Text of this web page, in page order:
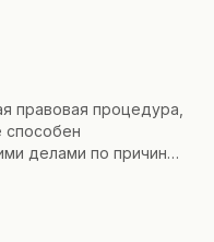
договора,
проекта.
защиты интересов
процедуры.
правовая процедура,
способен
делами по причине
решения в